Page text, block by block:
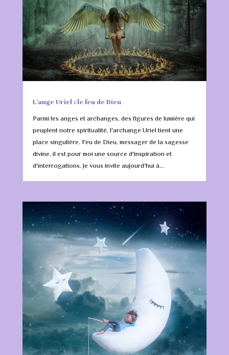
L’ange Uriel : le feu de Dieu
Parmi les anges et archanges, des figures de lumière qui
peuplent notre spiritualité, l'archange Uriel tient une
place singulière. Feu de Dieu, messager de la sagesse
divine, il est pour moi une source d'inspiration et
d'interrogations. Je vous invite aujourd'hui à...